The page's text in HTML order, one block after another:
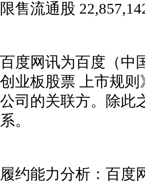
限售流通股
百度网讯为百度（中
创业板股票 上市规
公司的关联方。除此
系。
履约能力分析：百度